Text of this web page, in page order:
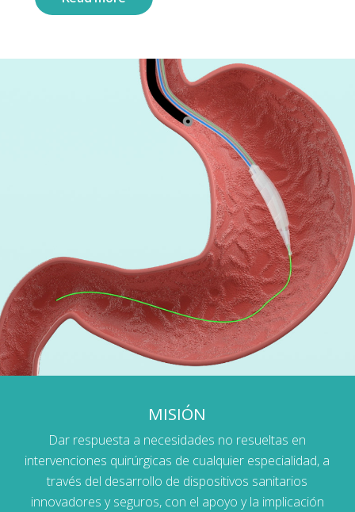
MISIÓN
Dar respuesta a necesidades no resueltas en
intervenciones quirúrgicas de cualquier especialidad, a
través del desarrollo de dispositivos sanitarios
innovadores y seguros, con el apoyo y la implicación